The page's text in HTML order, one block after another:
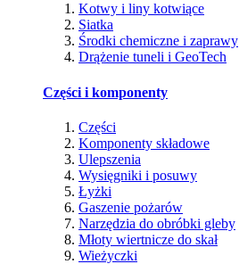
Kotwy i liny kotwiące
Siatka
Środki chemiczne i zaprawy
Drążenie tuneli i GeoTech
Części i komponenty
Części
Komponenty składowe
Ulepszenia
Wysięgniki i posuwy
Łyżki
Gaszenie pożarów
Narzędzia do obróbki gleby
Młoty wiertnicze do skał
Wieżyczki